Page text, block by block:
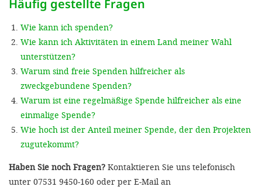
Häufig gestellte Fragen
Wie kann ich spenden?
Wie kann ich Aktivitäten in einem Land meiner Wahl
unterstützen?
Warum sind freie Spenden hilfreicher als
zweckgebundene Spenden?
Warum ist eine regelmäßige Spende hilfreicher als eine
einmalige Spende?
Wie hoch ist der Anteil meiner Spende, der den Projekten
zugutekommt?
Haben Sie noch Fragen? Kontaktieren Sie uns telefonisch
unter 07531 9450-160 oder per E-Mail an